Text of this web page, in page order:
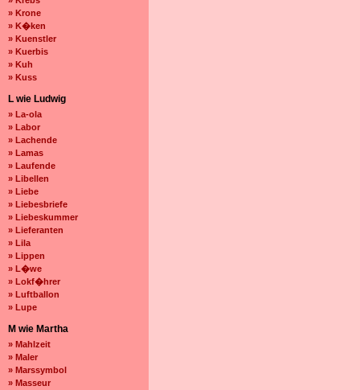
» Krone
» K�ken
» Kuenstler
» Kuerbis
» Kuh
» Kuss
L wie Ludwig
» La-ola
» Labor
» Lachende
» Lamas
» Laufende
» Libellen
» Liebe
» Liebesbriefe
» Liebeskummer
» Lieferanten
» Lila
» Lippen
» L�we
» Lokf�hrer
» Luftballon
» Lupe
M wie Martha
» Mahlzeit
» Maler
» Marssymbol
» Masseur